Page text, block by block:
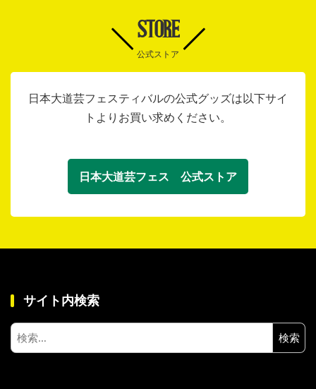
STORE
公式ストア
日本大道芸フェスティバルの公式グッズは以下サイ
トよりお買い求めください。
日本大道芸フェス 公式ストア
サイト内検索
検
索: